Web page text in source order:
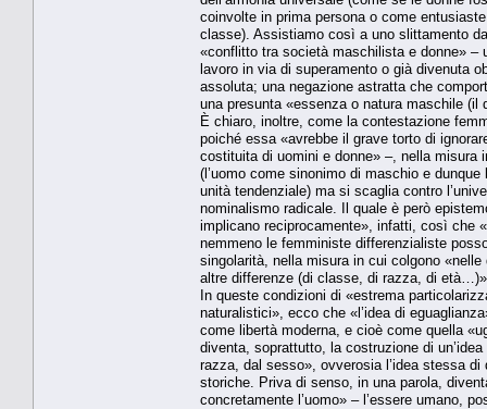
coinvolte in prima persona o come
classe). Assistiamo così a uno slittamento
«conflitto tra società maschilista e donne»
lavoro in via di superamento o già divenuta
assoluta; una negazione astratta che
una presunta «essenza o natura maschile (il
È chiaro, inoltre, come la contestazione
poiché essa «avrebbe il grave torto di
costituita di uomini e donne» –, nella misura
(l’uomo come sinonimo di maschio e
unità tendenziale) ma si scaglia contro
nominalismo radicale. Il quale è però
implicano reciprocamente», infatti, così che
nemmeno le femministe differenzialiste
singolarità, nella misura in cui colgono
altre differenze (di classe, di razza, di
In queste condizioni di «estrema
naturalistici», ecco che «l’idea di
come libertà moderna, e cioè come quella
diventa, soprattutto, la costruzione di
razza, dal sesso», ovverosia l’idea stessa
storiche. Priva di senso, in una parola,
concretamente l’uomo» – l’essere umano,